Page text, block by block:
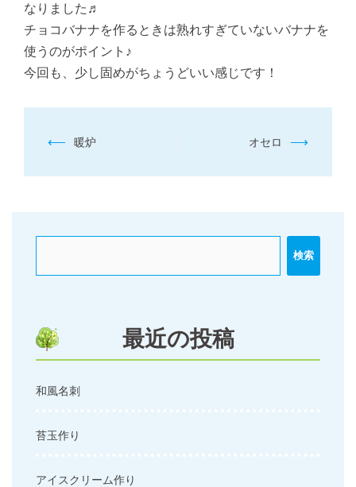
なりました♬
チョコバナナを作るときは熟れすぎていないバナナを
使うのがポイント♪
今回も、少し固めがちょうどいい感じです！
投
ゲ
ン
⟵ 暖炉 オセロ ⟶
検索
最近の投稿
和風名刺
苔玉作り
アイスクリーム作り